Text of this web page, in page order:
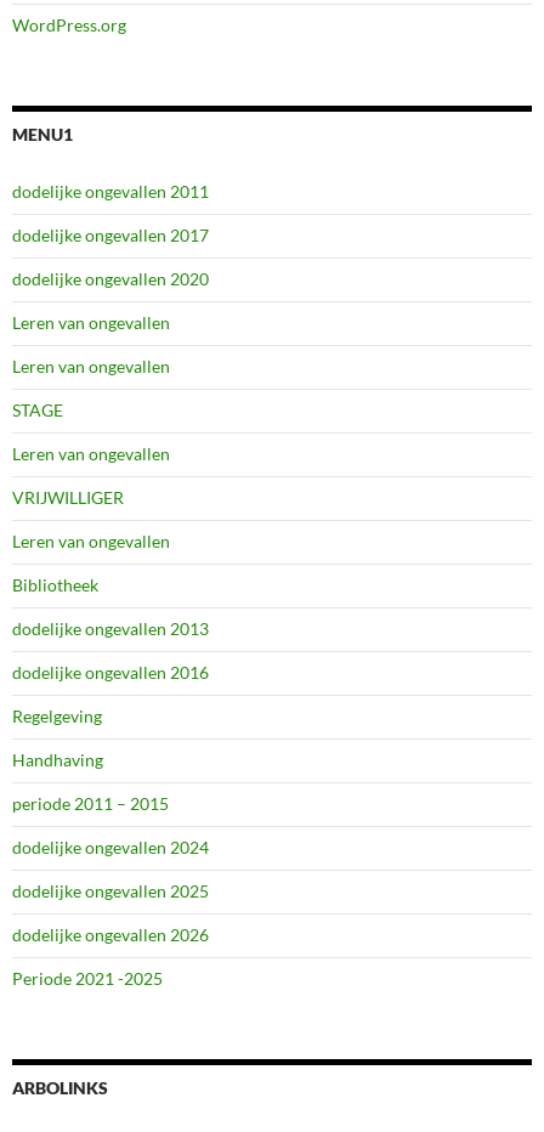
WordPress.org
MENU1
dodelijke ongevallen 2011
dodelijke ongevallen 2017
dodelijke ongevallen 2020
Leren van ongevallen
Leren van ongevallen
STAGE
Leren van ongevallen
VRIJWILLIGER
Leren van ongevallen
Bibliotheek
dodelijke ongevallen 2013
dodelijke ongevallen 2016
Regelgeving
Handhaving
periode 2011 – 2015
dodelijke ongevallen 2024
dodelijke ongevallen 2025
dodelijke ongevallen 2026
Periode 2021 -2025
ARBOLINKS